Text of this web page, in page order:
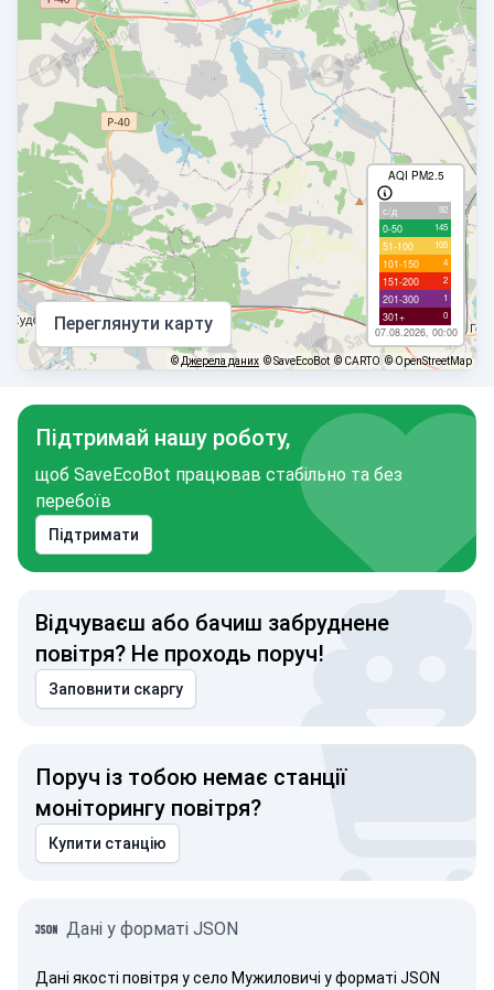
AQI PM2.5
с/д 92
0-50 145
51-100 105
101-150 4
151-200 2
201-300 1
301+ 0
07.08.2026, 00:00
Переглянути карту
© Джерела даних © SaveEcoBot © CARTO © OpenStreetMap
Підтримай нашу роботу,
щоб SaveEcoBot працював стабільно та без
перебоїв
Підтримати
Відчуваєш або бачиш забруднене
повітря? Не проходь поруч!
Заповнити скаргу
Поруч із тобою немає станції
моніторингу повітря?
Купити станцію
Дані у форматі JSON
Дані якості повітря у село Мужиловичі у форматі JSON